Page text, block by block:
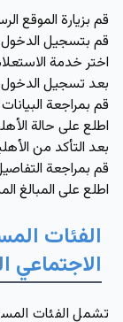
قم بزيارة الموقع
قم بتسجيل
اختر خدمة
بعد تسجيل
قم بمراجعة
اطلع على حالة
بعد التأكد من
قم بمراجعة
اطلع على المبالغ
الفئات
الاجتماعي
تشمل الفئات